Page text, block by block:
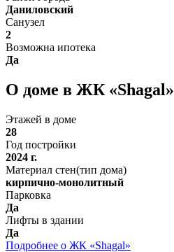
Даниловский
Санузел
2
Возможна ипотека
Да
О доме в ЖК «Shagal»
Этажей в доме
28
Год постройки
2024 г.
Материал стен(тип дома)
кирпично-монолитный
Парковка
Да
Лифты в здании
Да
Подробнее о ЖК «Shagal»